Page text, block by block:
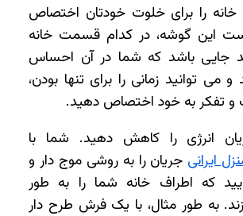
را برای خلوت خودتان اختصاص
این گوشه، در کدام قسمت خانه
جایی باشد که شما در آن احساس
می توانید زمانی را برای تنها بودن،
و تفکر به خود اختصاص دهید.
انرژی را کاهش دهید. شما با
ایرانی
جریان را به روشی موج دار و
که اطراف خانه شما را به طور
به طور مثال، با یک فرش طرح دار